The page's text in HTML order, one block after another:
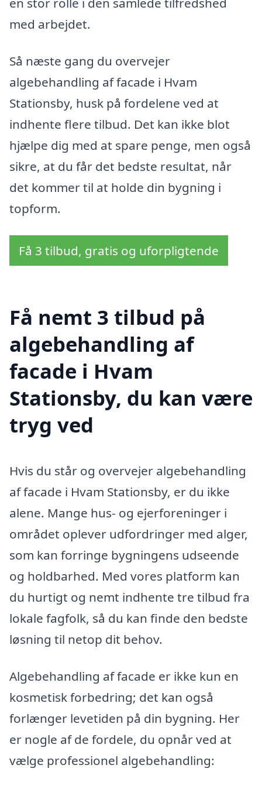
med arbejdet.
Så næste gang du overvejer
algebehandling af facade i Hvam
Stationsby, husk på fordelene ved at
indhente flere tilbud. Det kan ikke blot
hjælpe dig med at spare penge, men også
sikre, at du får det bedste resultat, når
det kommer til at holde din bygning i
topform.
Få 3 tilbud, gratis og uforpligtende
Få nemt 3 tilbud på
algebehandling af
facade i Hvam
Stationsby, du kan være
tryg ved
Hvis du står og overvejer algebehandling
af facade i Hvam Stationsby, er du ikke
alene. Mange hus- og ejerforeninger i
området oplever udfordringer med alger,
som kan forringe bygningens udseende
og holdbarhed. Med vores platform kan
du hurtigt og nemt indhente tre tilbud fra
lokale fagfolk, så du kan finde den bedste
løsning til netop dit behov.
Algebehandling af facade er ikke kun en
kosmetisk forbedring; det kan også
forlænger levetiden på din bygning. Her
er nogle af de fordele, du opnår ved at
vælge professionel algebehandling: